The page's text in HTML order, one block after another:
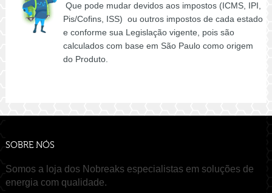
Que pode mudar devidos aos impostos (ICMS, IPI,
Pis/Cofins, ISS) ou outros impostos de cada estado
e conforme sua Legislação vigente, pois são
calculados com base em São Paulo como origem
do Produto.
SOBRE NÓS
Somos a loja dos Nobreaks especialistas em soluções de
energia com qualidade.